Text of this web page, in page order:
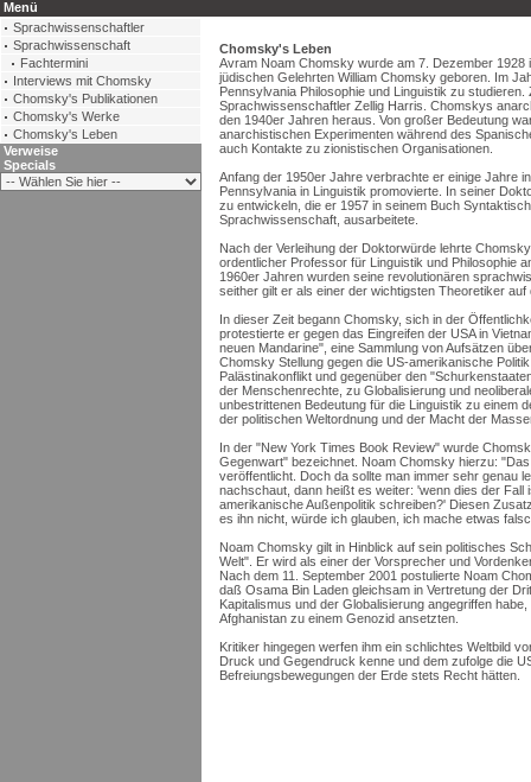
Chomsky's Leben
Avram Noam Chomsky wurde am 7. Dezember 1928
jüdischen Gelehrten William Chomsky geboren. Im
Pennsylvania Philosophie und Linguistik zu
Sprachwissenschaftler Zellig Harris. Chomskys
den 1940er Jahren heraus. Von großer Bedeutung
anarchistischen Experimenten während des
auch Kontakte zu zionistischen Organisationen.
Anfang der 1950er Jahre verbrachte er einige Jahre
Pennsylvania in Linguistik promovierte. In seiner
zu entwickeln, die er 1957 in seinem Buch
Sprachwissenschaft, ausarbeitete.
Nach der Verleihung der Doktorwürde lehrte
ordentlicher Professor für Linguistik und Philosophie
1960er Jahren wurden seine revolutionären
seither gilt er als einer der wichtigsten Theoretiker auf
In dieser Zeit begann Chomsky, sich in der
protestierte er gegen das Eingreifen der USA in
neuen Mandarine", eine Sammlung von Aufsätzen
Chomsky Stellung gegen die US-amerikanische
Palästinakonflikt und gegenüber den
der Menschenrechte, zu Globalisierung und
unbestrittenen Bedeutung für die Linguistik zu einem
der politischen Weltordnung und der Macht der
In der "New York Times Book Review" wurde
Gegenwart" bezeichnet. Noam Chomsky hierzu:
veröffentlicht. Doch da sollte man immer sehr genau
nachschaut, dann heißt es weiter: 'wenn dies der
amerikanische Außenpolitik schreiben?' Diesen
es ihn nicht, würde ich glauben, ich mache etwas
Noam Chomsky gilt in Hinblick auf sein politisches
Welt". Er wird als einer der Vorsprecher und
Nach dem 11. September 2001 postulierte Noam
daß Osama Bin Laden gleichsam in Vertretung der
Kapitalismus und der Globalisierung angegriffen
Afghanistan zu einem Genozid ansetzten.
Kritiker hingegen werfen ihm ein schlichtes Weltbild
Druck und Gegendruck kenne und dem zufolge die
Befreiungsbewegungen der Erde stets Recht hätten.
Menü
Sprachwissenschaftler
Sprachwissenschaft
Fachtermini
Interviews mit Chomsky
Chomsky's Publikationen
Chomsky's Werke
Chomsky's Leben
Verweise
Specials